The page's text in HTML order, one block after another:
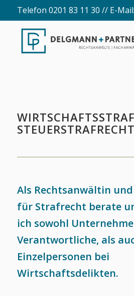
Telefon 0201 83 11 30 // E-Mail:
STEUERSTRAFRECHT
Als Rechtsanwältin
für Strafrecht berate
ich sowohl
Verantwortliche, als
Einzelpersonen bei
Wirtschaftsdelikten.